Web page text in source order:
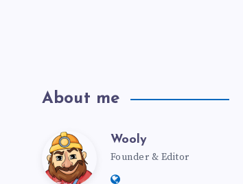
About me
Wooly
Founder & Editor